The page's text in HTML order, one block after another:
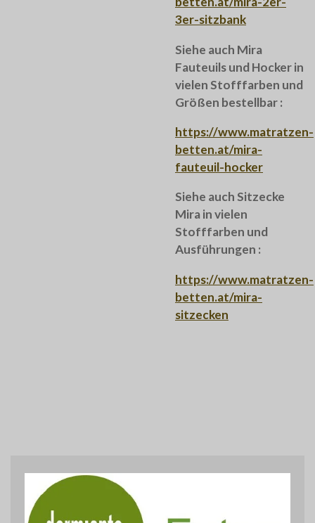
3er-sitzbank
Siehe auch Mira
Fauteuils und Hocker in
vielen Stofffarben und
Größen bestellbar :
https://www.matratzen-
betten.at/mira-
fauteuil-hocker
Siehe auch Sitzecke
Mira in vielen
Stofffarben und
Ausführungen :
https://www.matratzen-
betten.at/mira-
sitzecken